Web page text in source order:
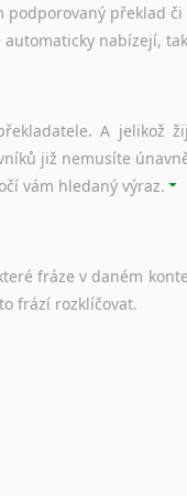
překlad
nabízejí,
A jelikož
již nemusíte
vám hledaný výraz.
fráze v daném
frází rozklíčovat.